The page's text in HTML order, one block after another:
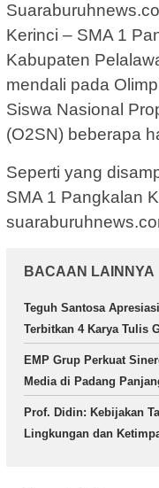
Kerinci – SMA 1
Kabupaten
mendali pada
Siswa Nasional
(O2SN) beberapa
Seperti yang
SMA 1 Pangkalan
BACAAN LAINNYA
Teguh Santosa
Terbitkan 4 Karya Tulis
EMP Grup Perkuat
Media di Padang
Prof. Didin: Kebijakan
Lingkungan dan